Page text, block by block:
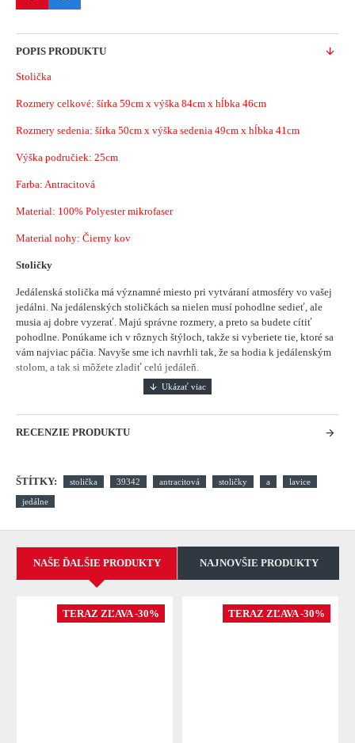
POPIS PRODUKTU
Stolička
Rozmery celkové: šírka 59cm x výška 84cm x hĺbka 46cm
Rozmery sedenia: šírka 50cm x výška sedenia 49cm x hĺbka 41cm
Výška područiek: 25cm
Farba: Antracitová
Material: 100% Polyester mikrofaser
Material nohy: Čierny kov
Stoličky
Jedálenská stolička má významné miesto pri vytváraní atmosféry vo vašej
jedálni. Na jedálenských stoličkách sa nielen musí pohodlne sedieť, ale
musia aj dobre vyzerať. Majú správne rozmery, a preto sa budete cítiť
pohodlne. Ponúkame ich v rôznych štýloch, takže si vyberiete tie, ktoré sa
vám najviac páčia. Navyše sme ich navrhli tak, že sa hodia k jedálenským
stolom, a tak si môžete zladiť celú jedáleň.
RECENZIE PRODUKTU
ŠTÍTKY: stolička 39342 antracitová stoličky a lavice
jedálne
NAŠE ĎALŠIE PRODUKTY NAJNOVŠIE PRODUKTY
TERAZ ZĽAVA -30% TERAZ ZĽAVA -30%